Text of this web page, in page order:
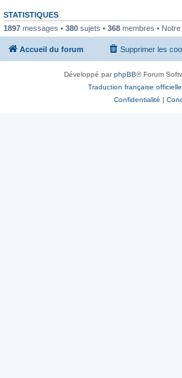
STATISTIQUES
1897 messages • 380 sujets • 368 membres •
Accueil du forum Supprimer les
Développé parphpBB® Forum
Traduction française officielle
Confidentialité |